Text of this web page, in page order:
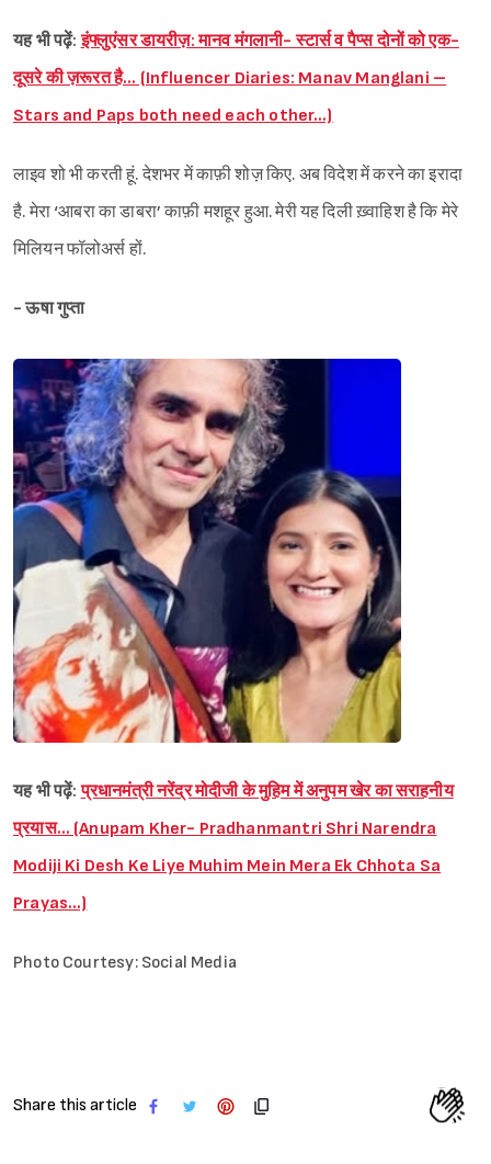
यह भी पढ़ें:इंफ्लुएंसर डायरीज़: मानव मंगलानी- स्टार्स व पैप्स दोनों को एक-
दूसरे की ज़रूरत है… (Influencer Diaries: Manav Manglani –
Stars and Paps both need each other…)
लाइव शो भी करती हूं. देशभर में काफ़ी शोज़ किए. अब विदेश में करने का इरादा
है. मेरा ‘आबरा का डाबरा’ काफ़ी मशहूर हुआ. मेरी यह दिली ख़्वाहिश है कि मेरे
मिलियन फॉलोअर्स हों.
- ऊषा गुप्ता
यह भी पढ़ें:प्रधानमंत्री नरेंद्र मोदीजी के मुहिम में अनुपम खेर का सराहनीय
प्रयास… (Anupam Kher- Pradhanmantri Shri Narendra
Modiji Ki Desh Ke Liye Muhim Mein Mera Ek Chhota Sa
Prayas…)
Photo Courtesy: Social Media
Share this article